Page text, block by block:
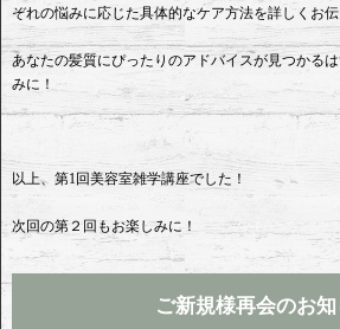
ぞれの悩みに応じた具体的なケア方法を詳しくお
あなたの髪質にぴったりのアドバイスが見つかる
みに！
以上、第1回美容室雑学講座でした！
次回の第２回もお楽しみに！
ご新規様再会のお